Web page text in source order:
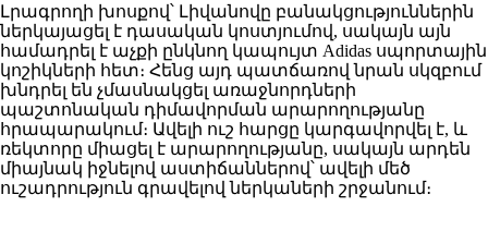
Լրագրողի խոսքով՝ Լիվանովը բանակցություններին
ներկայացել է դասական կոստյումով, սակայն այն
համադրել է աչքի ընկնող կապույտ Adidas սպորտային
կոշիկների հետ։ Հենց այդ պատճառով նրան սկզբում
խնդրել են չմասնակցել առաջնորդների
պաշտոնական դիմավորման արարողությանը
հրապարակում։ Ավելի ուշ հարցը կարգավորվել է, և
ռեկտորը միացել է արարողությանը, սակայն արդեն
միայնակ իջնելով աստիճաններով՝ ավելի մեծ
ուշադրություն գրավելով ներկաների շրջանում։